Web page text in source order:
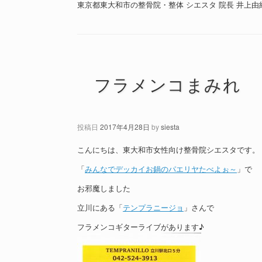
東京都東大和市の整骨院・整体 シエスタ 院長 井上由
フラメンコまみれ
投稿日 2017年4月28日 bysiesta
こんにちは、東大和市女性向け整骨院シエスタです。
「みんなでデッカイお鍋のパエリヤたべよぉ～ 」で
お邪魔しました
立川にある「テンプラニージョ 」さんで
フラメンコギターライブがあります♪